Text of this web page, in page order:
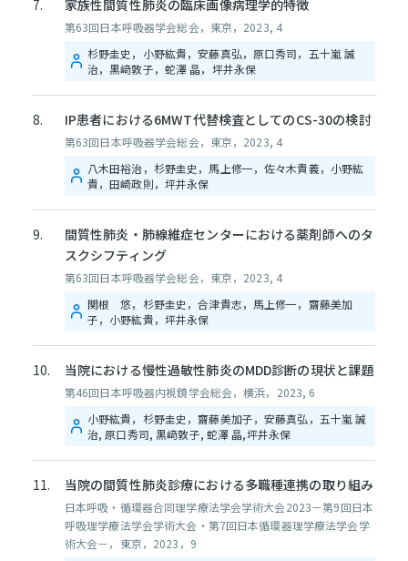
家族性間質性肺炎の臨床画像病理学的特徴
第63回日本呼吸器学会総会，東京，2023, 4
杉野圭史，小野紘貴，安藤真弘，原口秀司，五十嵐 誠
治，黒﨑敦子，蛇澤 晶，坪井永保
IP患者における6MWT代替検査としてのCS-30の検討
第63回日本呼吸器学会総会，東京，2023, 4
八木田裕治，杉野圭史，馬上修一，佐々木貴義，小野紘
貴，田崎政則，坪井永保
間質性肺炎・肺線維症センターにおける薬剤師へのタ
スクシフティング
第63回日本呼吸器学会総会，東京，2023, 4
関根 悠，杉野圭史，合津貴志，馬上修一，齋藤美加
子，小野紘貴，坪井永保
当院における慢性過敏性肺炎のMDD診断の現状と課題
第46回日本呼吸器内視鏡学会総会，横浜，2023, 6
小野紘貴，杉野圭史，齋藤美加子，安藤真弘，五十嵐 誠
治, 原口秀司, 黒﨑敦子, 蛇澤 晶,坪井永保
当院の間質性肺炎診療における多職種連携の取り組み
日本呼吸・循環器合同理学療法学会学術大会2023－第9回日本
呼吸理学療法学会学術大会・第7回日本循環器理学療法学会学
術大会－，東京，2023，9